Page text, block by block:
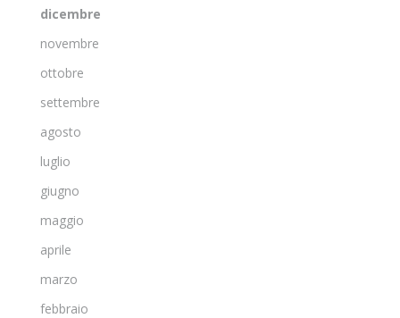
dicembre
novembre
ottobre
settembre
agosto
luglio
giugno
maggio
aprile
marzo
febbraio